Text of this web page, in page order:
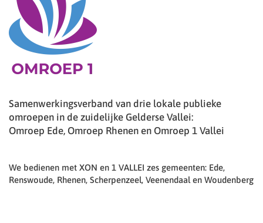
Samenwerkingsverband van drie lokale publieke
omroepen in de zuidelijke Gelderse Vallei:
Omroep Ede, Omroep Rhenen en Omroep 1 Vallei
We bedienen met XON en 1 VALLEI zes gemeenten: Ede,
Renswoude, Rhenen, Scherpenzeel, Veenendaal en Woudenberg